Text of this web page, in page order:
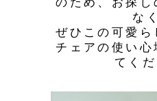
な
ぜひこの可愛ら
チェアの使い心
てく